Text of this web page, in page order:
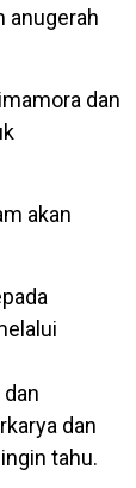
anugerah
dan
akan
dan
tahu.